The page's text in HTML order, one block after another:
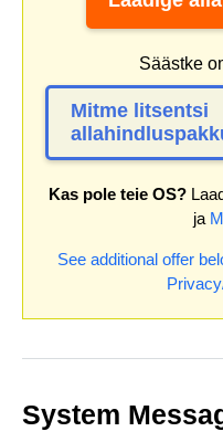
Säästke
Mitme litsentsi
Kas pole teie OS?
ja
See additional offer
System